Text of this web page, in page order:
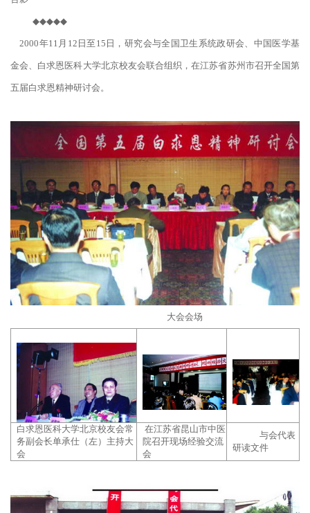
◆◆◆◆◆
2000年11月12日至15日，研究会与全国卫生系统政研会、中国医学基
金会、白求恩医科大学北京校友会联合组织，在江苏省苏州市召开全国第
五届白求恩精神研讨会。
大会会场
白求恩医科大学北京校友会常
务副会长单承仕（左）主持大
会
在江苏省昆山市中医
院召开现场经验交流
会
与会代表
研读文件